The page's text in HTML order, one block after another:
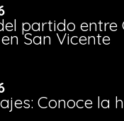
partido entre
San Vicente
Conoce la